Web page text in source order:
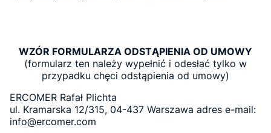
WZÓR FORMULARZA ODSTĄPIENIA OD UMOWY
(formularz ten należy wypełnić i odesłać tylko w
przypadku chęci odstąpienia od umowy)
ERCOMER Rafał Plichta
ul. Kramarska 12/315, 04-437 Warszawa adres e-mail:
info@ercomer.com